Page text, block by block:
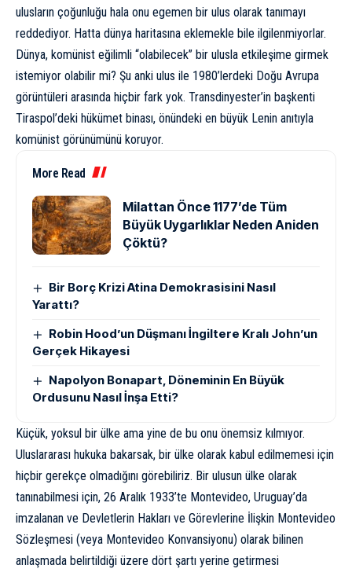
ulusların çoğunluğu hala onu egemen bir ulus olarak tanımayı
reddediyor. Hatta dünya haritasına eklemekle bile ilgilenmiyorlar.
Dünya, komünist eğilimli “olabilecek” bir ulusla etkileşime girmek
istemiyor olabilir mi? Şu anki ulus ile 1980’lerdeki Doğu Avrupa
görüntüleri arasında hiçbir fark yok. Transdinyester’in başkenti
Tiraspol’deki hükümet binası, önündeki en büyük Lenin anıtıyla
komünist görünümünü koruyor.
More Read
Milattan Önce 1177’de Tüm
Büyük Uygarlıklar Neden Aniden
Çöktü?
Bir Borç Krizi Atina Demokrasisini Nasıl
Yarattı?
Robin Hood’un Düşmanı İngiltere Kralı John’un
Gerçek Hikayesi
Napolyon Bonapart, Döneminin En Büyük
Ordusunu Nasıl İnşa Etti?
Küçük, yoksul bir ülke ama yine de bu onu önemsiz kılmıyor.
Uluslararası hukuka bakarsak, bir ülke olarak kabul edilmemesi için
hiçbir gerekçe olmadığını görebiliriz. Bir ulusun ülke olarak
tanınabilmesi için, 26 Aralık 1933’te Montevideo, Uruguay’da
imzalanan ve Devletlerin Hakları ve Görevlerine İlişkin Montevideo
Sözleşmesi (veya Montevideo Konvansiyonu) olarak bilinen
anlaşmada belirtildiği üzere dört şartı yerine getirmesi